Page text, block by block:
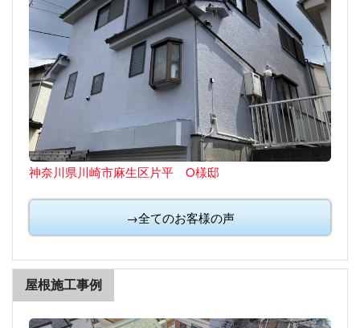
神奈川県川崎市麻生区片平 O様邸
→全てのお客様の声
屋根施工事例